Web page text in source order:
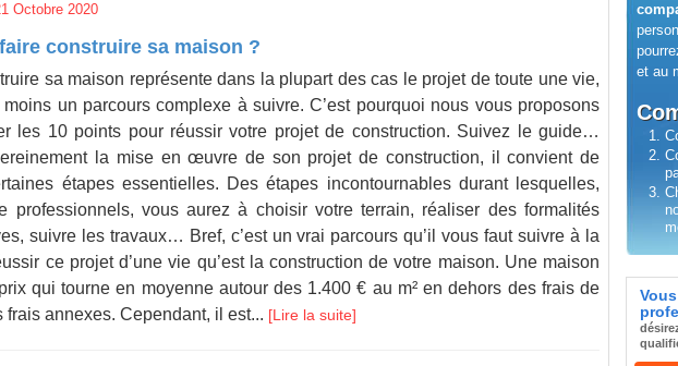
Octobre 2020
construire sa maison ?
sa maison représente dans la plupart des cas le projet de toute une vie,
moins un parcours complexe à suivre. C’est pourquoi nous vous proposons
les 10 points pour réussir votre projet de construction. Suivez le guide…
la mise en œuvre de son projet de construction, il convient de
étapes essentielles. Des étapes incontournables durant lesquelles,
professionnels, vous aurez à choisir votre terrain, réaliser des formalités
suivre les travaux… Bref, c’est un vrai parcours qu’il vous faut suivre à la
ce projet d’une vie qu’est la construction de votre maison. Une maison
qui tourne en moyenne autour des 1.400 € au m² en dehors des frais de
frais annexes. Cependant, il est...
Lire la suite
2
Vous
-
-
-
des
Pour
Si
ce
de
Pour
et au